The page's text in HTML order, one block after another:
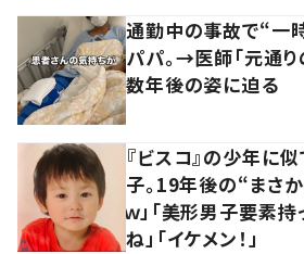
通勤中の事故で“一
パパ。→医師「元通り
数年後の姿に迫る
『ビスコ』の少年に
子。19年後の“まさ
ｗ」「美形男子要素
ね」「イケメン！」